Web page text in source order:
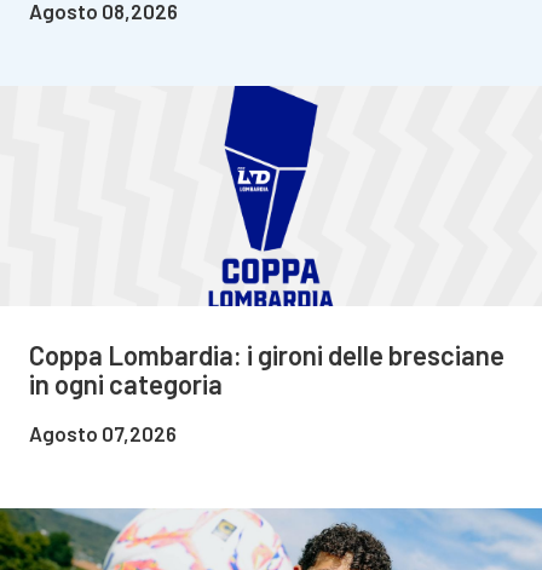
Agosto 08,2026
Coppa Lombardia: i gironi delle bresciane
in ogni categoria
Agosto 07,2026